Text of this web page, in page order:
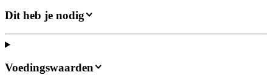
Dit heb je nodig
Voedingswaarden